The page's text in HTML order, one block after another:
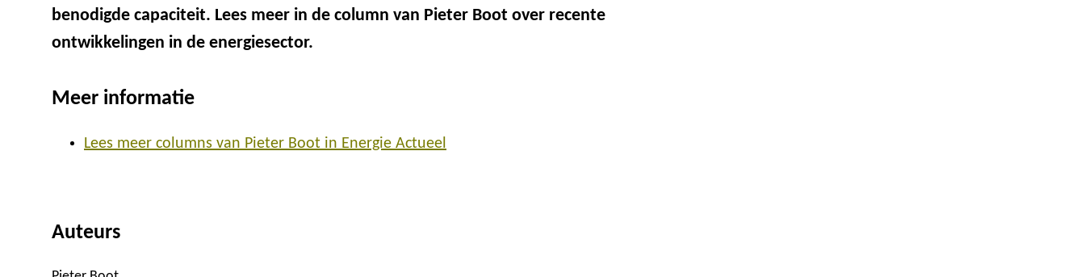
benodigde capaciteit. Lees meer in de column van Pieter Boot over recente
ontwikkelingen in de energiesector.
Meer informatie
Lees meer columns van Pieter Boot in Energie Actueel
Auteurs